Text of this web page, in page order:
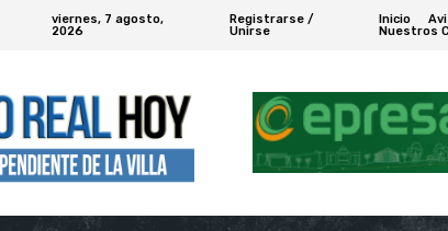
viernes, 7 agosto,
2026
Registrarse /
Unirse
Inicio
Nuestros